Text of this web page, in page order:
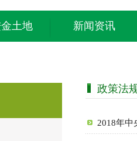
土地 新闻资讯
政策法
2018年中